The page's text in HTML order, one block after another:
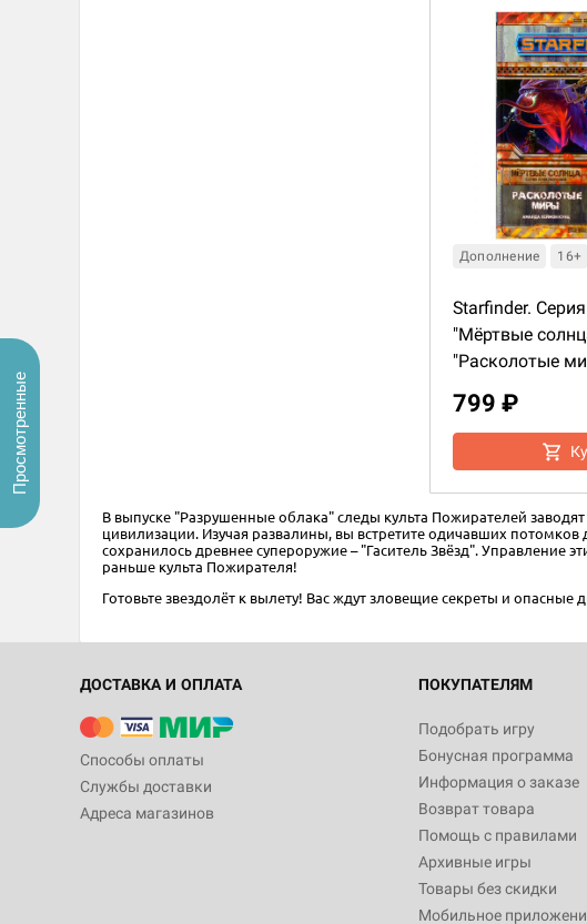
Дополнение 16+
Starfinder.
"Мёртвые
"Расколотые
799 ₽
В выпуске "Разрушенные облака" следы культа Пожирателей
цивилизации. Изучая развалины, вы встретите одичавших
сохранилось древнее супероружие – "Гаситель Звёзд". Управление
раньше культа Пожирателя!
Готовьте звездолёт к вылету! Вас ждут зловещие секреты и опасные
ДОСТАВКА И ОПЛАТА
Способы оплаты
Службы доставки
Адреса магазинов
ПОКУПАТЕЛЯМ
Подобрать игру
Бонусная программа
Информация о заказе
Возврат товара
Помощь с правилами
Архивные игры
Товары без скидки
Мобильное
Просмотренные